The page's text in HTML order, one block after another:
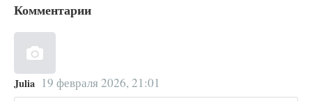
Комментарии
Julia 19 февраля 2026, 21:01